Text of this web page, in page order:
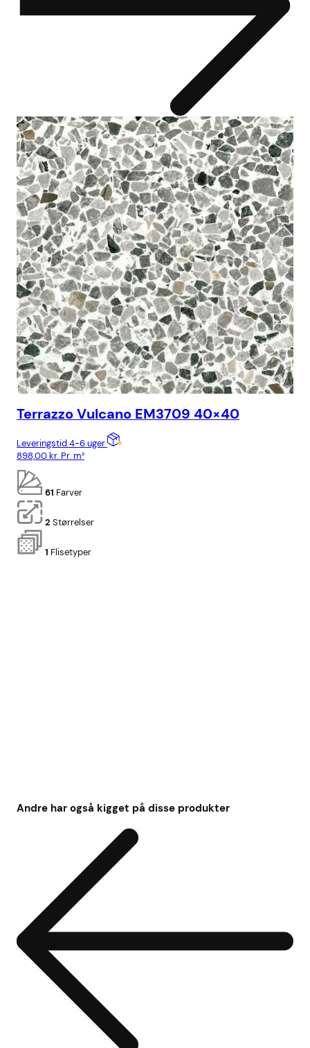
Terrazzo Vulcano EM3709 40×40
Leveringstid 4-6 uger
898,00kr. Pr. m²
61 Farver
2 Størrelser
1 Flisetyper
Andre har også kigget på disse produkter